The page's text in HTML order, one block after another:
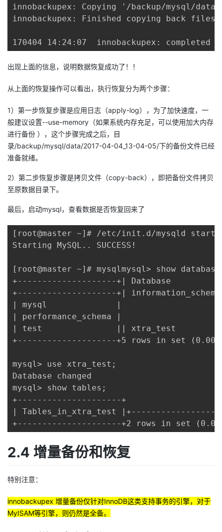
innobackupex: Copying '/backup/mysql/
innobackupex: Finished copying back files.
170404 14:24:07  innobackupex: completed
出现上面的信息，说明数据恢复成功了！！
从上面的恢复操作可以看出，执行恢复分为两个步骤：
1）第一步恢复步骤是应用日志（apply-log），为了加快速度，一
般建议设置--use-memory（如果系统内存充足，可以使用加大内存
进行备份 ），这个步骤完成之后，目
录/backup/mysql/data/2017-04-04_13-04-05/下的备份文件已经
准备就绪。
2）第二步恢复步骤是拷贝文件（copy-back），即把备份文件拷贝
至原数据目录下。
最后，启动mysql，查看数据是否恢复回来了
[root@master ~]# /etc/init.d/mysqld start
Starting MySQL.. SUCCESS!
[root@master ~]# mysqlmysql> show
+--------------------+| Database
+--------------------+|
| mysql              |
| performance_schema |
| test               || xtra_test
+--------------------+5 rows in set (0.00
mysql> use xtra_test;
Database changed
mysql> show tables;
+---------------------+
| Tables_in_xtra_test |+---------------------+|
+---------------------+2 rows in set (0.00
2.4 增量备份和恢复
特别注意：
innobackupex 增量备份仅针对InnoDB这类支持事务的引擎，对于
MyISAM等引擎，则仍然是全备。